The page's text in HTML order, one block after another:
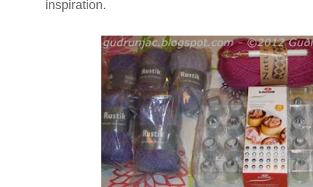
inspiration.